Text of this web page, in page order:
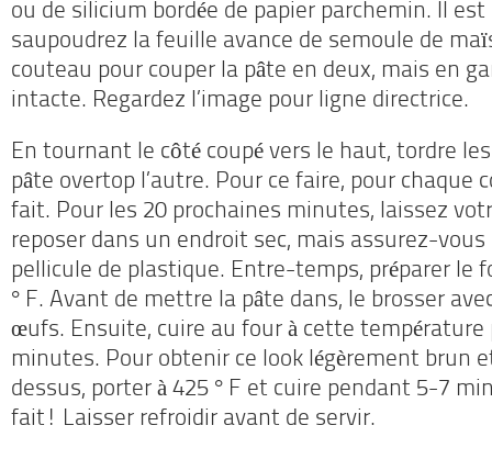
ou de silicium bordée de papier parchemin. Il est
saupoudrez la feuille avance de semoule de
couteau pour couper la pâte en deux, mais en
intacte. Regardez l’image pour ligne directrice.
En tournant le côté coupé vers le haut, tordre
pâte overtop l’autre. Pour ce faire, pour chaque
fait. Pour les 20 prochaines minutes, laissez
reposer dans un endroit sec, mais assurez-vous
pellicule de plastique. Entre-temps, préparer le
° F. Avant de mettre la pâte dans, le brosser
œufs. Ensuite, cuire au four à cette
minutes. Pour obtenir ce look légèrement brun
dessus, porter à 425 ° F et cuire pendant 5-7
fait! Laisser refroidir avant de servir.